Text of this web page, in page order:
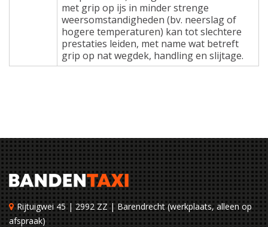
met grip op ijs in minder strenge
weersomstandigheden (bv. neerslag of
hogere temperaturen) kan tot slechtere
prestaties leiden, met name wat betreft
grip op nat wegdek, handling en slijtage.
Rijtuigwei 45 | 2992 ZZ | Barendrecht (werkplaats, alleen op
afspraak)